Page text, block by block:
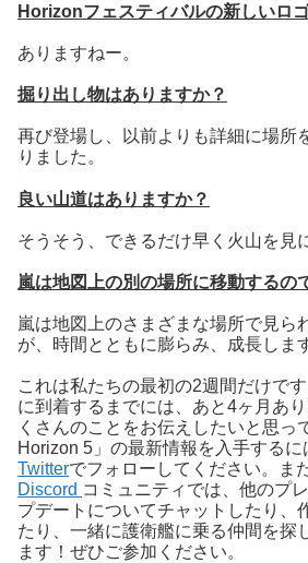
Horizonフェスティバルの新しいロ
ありますねー。
掘り出し物はありますか？
再び登場し、以前よりも詳細に場所
りました。
良い山道はありますか？
そうそう、できるだけ早く火山を見
嵐は地図上の別の場所に移動するの
嵐は地図上のさまざまな場所で見ら
が、時間とともに膨らみ、成長しま
これは私たちの最初の2週間だけで
に到着するまでには、あと4ヶ月あ
くさんのことをお伝えしたいと思っ
Horizon 5」の最新情報を入手するに
Twitterでフォローしてください。ま
Discord コミュニティでは、他のプ
プデートについてチャットしたり、
たり、一緒に護衛艦に乗る仲間を探
ます！ぜひご参加ください。